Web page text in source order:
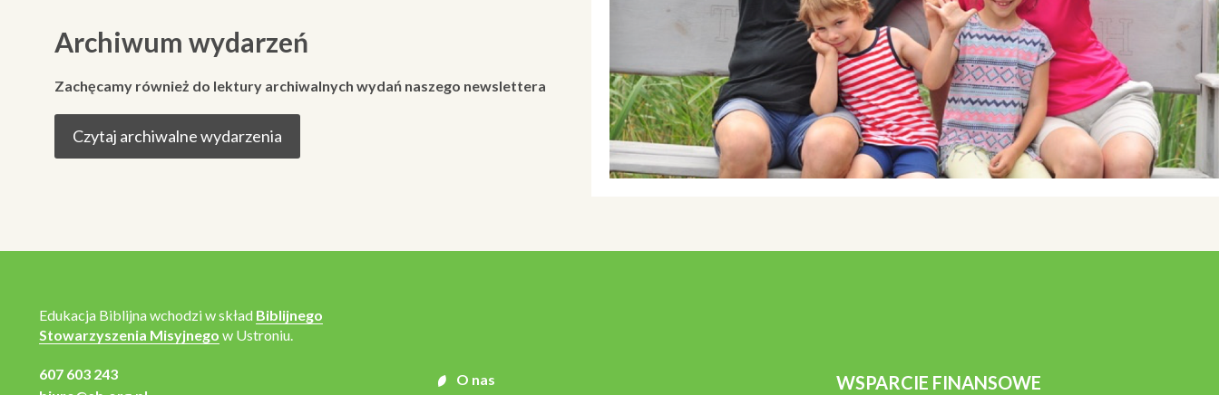
Archiwum wydarzeń
Zachęcamy również do lektury archiwalnych wydań naszego newslettera
Czytaj archiwalne wydarzenia
Edukacja Biblijna wchodzi w skład Biblijnego
Stowarzyszenia Misyjnego w Ustroniu.
607 603 243
O nas WSPARCIE FINANSOWE